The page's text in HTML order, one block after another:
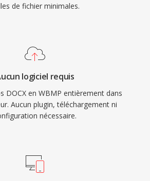
de fichier minimales.
logiciel requis
DOCX en WBMP entièrement dans
Aucun plugin, téléchargement ni
nécessaire.